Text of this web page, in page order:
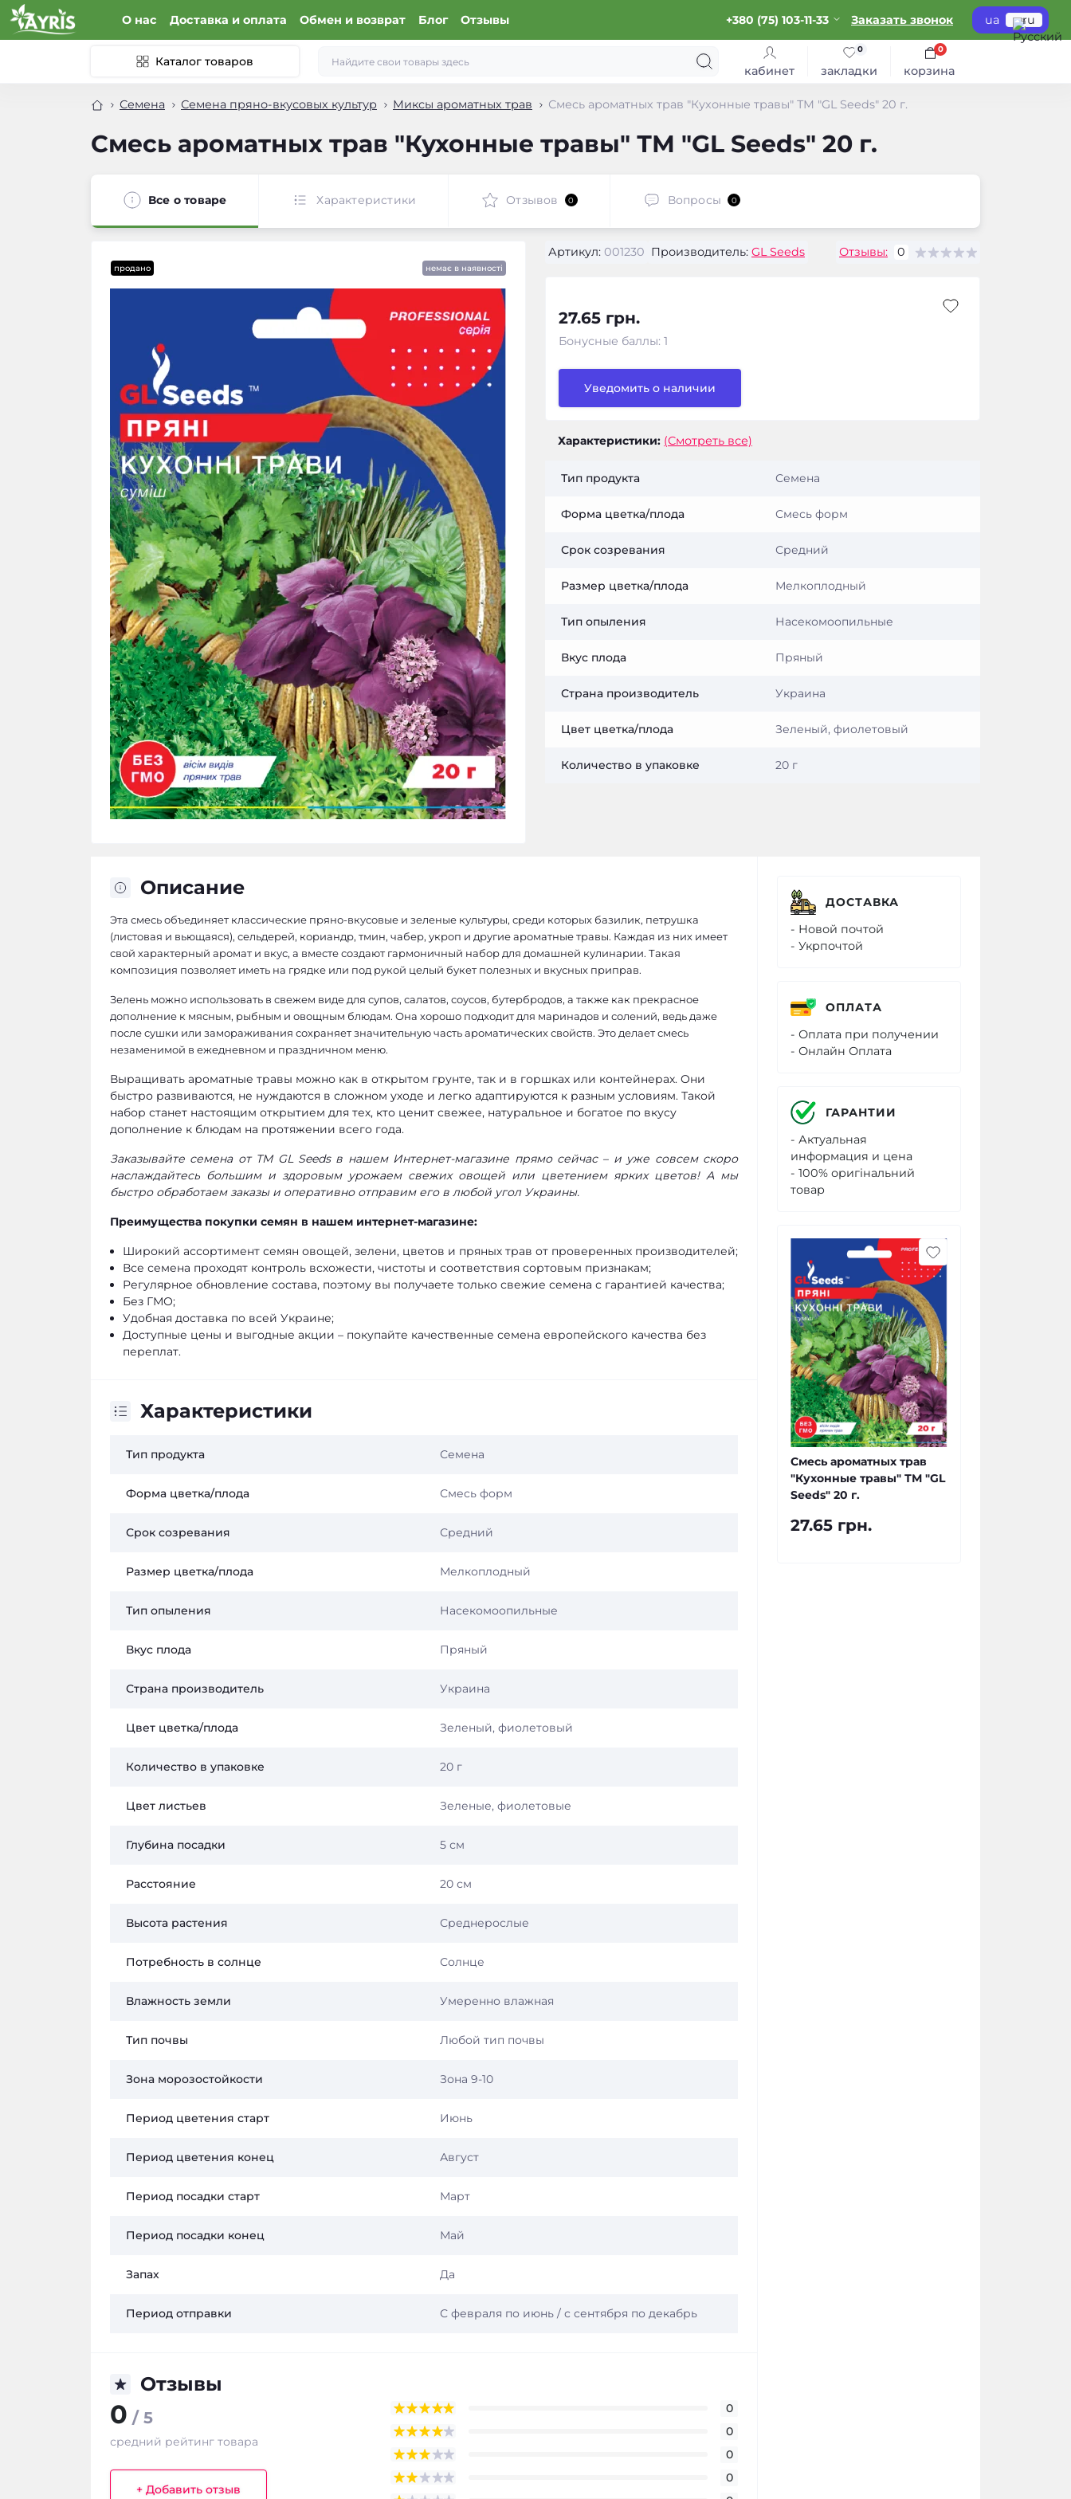
О нас Доставка и оплата Обмен и возврат Блог Отзывы +380 (75) 103-11-33 Заказать звонок ua ru
Каталог товаров
кабинет закладки
0
корзина
0
Семена Семена пряно-вкусовых культур Миксы ароматных трав Смесь ароматных трав "Кухонные травы" ТМ "GL Seeds" 20 г.
Смесь ароматных трав "Кухонные травы" ТМ "GL Seeds" 20 г.
Все о товаре Характеристики Отзывов 0 Вопросы 0
продано немає в наявності
Артикул: 001230 Производитель: GL Seeds Отзывы: 0
27.65 грн.
Бонусные баллы: 1
Уведомить о наличии
Характеристики: (Смотреть все)
Тип продукта Семена
Форма цветка/плода Смесь форм
Срок созревания Средний
Размер цветка/плода Мелкоплодный
Тип опыления Насекомоопильные
Вкус плода Пряный
Страна производитель Украина
Цвет цветка/плода Зеленый, фиолетовый
Количество в упаковке 20 г
Описание
Эта смесь объединяет классические пряно-вкусовые и зеленые культуры, среди которых базилик, петрушка
(листовая и вьющаяся), сельдерей, кориандр, тмин, чабер, укроп и другие ароматные травы. Каждая из них имеет
свой характерный аромат и вкус, а вместе создают гармоничный набор для домашней кулинарии. Такая
композиция позволяет иметь на грядке или под рукой целый букет полезных и вкусных приправ.
Зелень можно использовать в свежем виде для супов, салатов, соусов, бутербродов, а также как прекрасное
дополнение к мясным, рыбным и овощным блюдам. Она хорошо подходит для маринадов и солений, ведь даже
после сушки или замораживания сохраняет значительную часть ароматических свойств. Это делает смесь
незаменимой в ежедневном и праздничном меню.
Выращивать ароматные травы можно как в открытом грунте, так и в горшках или контейнерах. Они
быстро развиваются, не нуждаются в сложном уходе и легко адаптируются к разным условиям. Такой
набор станет настоящим открытием для тех, кто ценит свежее, натуральное и богатое по вкусу
дополнение к блюдам на протяжении всего года.
Заказывайте семена от ТМ GL Seeds в нашем Интернет-магазине прямо сейчас – и уже совсем скоро
наслаждайтесь большим и здоровым урожаем свежих овощей или цветением ярких цветов! А мы
быстро обработаем заказы и оперативно отправим его в любой угол Украины.
Преимущества покупки семян в нашем интернет-магазине:
Широкий ассортимент семян овощей, зелени, цветов и пряных трав от проверенных производителей;
Все семена проходят контроль всхожести, чистоты и соответствия сортовым признакам;
Регулярное обновление состава, поэтому вы получаете только свежие семена с гарантией качества;
Без ГМО;
Удобная доставка по всей Украине;
Доступные цены и выгодные акции – покупайте качественные семена европейского качества без
переплат.
Характеристики
Тип продукта Семена
Форма цветка/плода Смесь форм
Срок созревания Средний
Размер цветка/плода Мелкоплодный
Тип опыления Насекомоопильные
Вкус плода Пряный
Страна производитель Украина
Цвет цветка/плода Зеленый, фиолетовый
Количество в упаковке 20 г
Цвет листьев Зеленые, фиолетовые
Глубина посадки 5 см
Расстояние 20 см
Высота растения Среднерослые
Потребность в солнце Солнце
Влажность земли Умеренно влажная
Тип почвы Любой тип почвы
Зона морозостойкости Зона 9-10
Период цветения старт Июнь
Период цветения конец Август
Период посадки старт Март
Период посадки конец Май
Запах Да
Период отправки С февраля по июнь / с сентября по декабрь
Отзывы
0 / 5
средний рейтинг товара
+ Добавить отзыв
0
0
0
0
ДОСТАВКА
- Новой почтой
- Укрпочтой
ОПЛАТА
- Оплата при получении
- Онлайн Оплата
ГАРАНТИИ
- Актуальная
информация и цена
- 100% оригінальний
товар
Смесь ароматных трав
"Кухонные травы" ТМ "GL
Seeds" 20 г.
27.65 грн.